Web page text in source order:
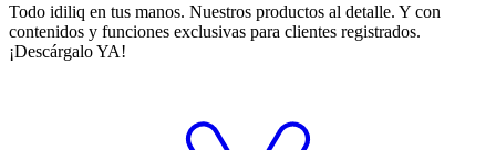
Todo idiliq en tus manos. Nuestros productos al detalle. Y con
contenidos y funciones exclusivas para clientes registrados.
¡Descárgalo YA!